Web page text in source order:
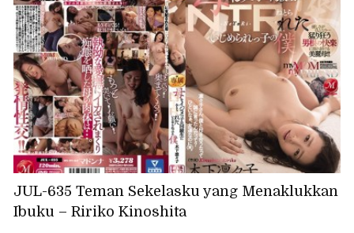
JUL-635 Teman Sekelasku yang Menaklukkan
Ibuku – Ririko Kinoshita